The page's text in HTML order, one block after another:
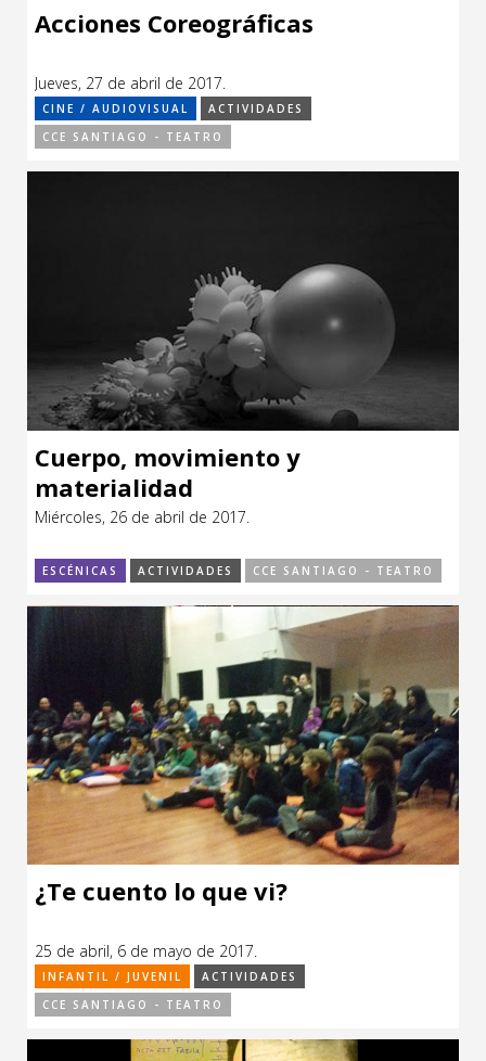
Acciones Coreográficas
Jueves, 27 de abril de 2017.
CINE / AUDIOVISUAL
ACTIVIDADES
CCE SANTIAGO - TEATRO
Cuerpo, movimiento y
materialidad
Miércoles, 26 de abril de 2017.
ESCÉNICAS ACTIVIDADES CCE SANTIAGO - TEATRO
¿Te cuento lo que vi?
25 de abril, 6 de mayo de 2017.
INFANTIL / JUVENIL
ACTIVIDADES
CCE SANTIAGO - TEATRO